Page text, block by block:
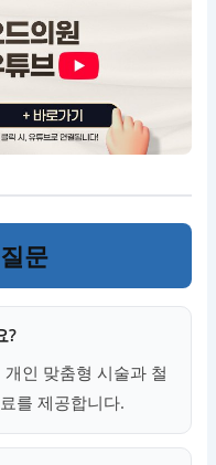
문
?
인 맞춤형 시술과 철
를 제공합니다.